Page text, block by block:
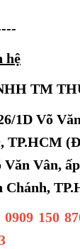
hệ
TM
1D Võ
TP.HCM
Văn Vân,
Chánh,
0909 150